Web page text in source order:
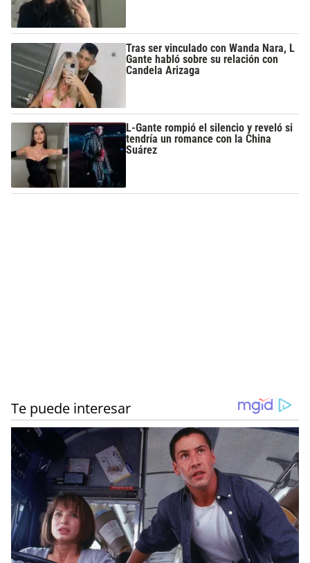
Tras ser vinculado con Wanda Nara, L
Gante habló sobre su relación con
Candela Arizaga
L-Gante rompió el silencio y reveló si
tendría un romance con la China
Suárez